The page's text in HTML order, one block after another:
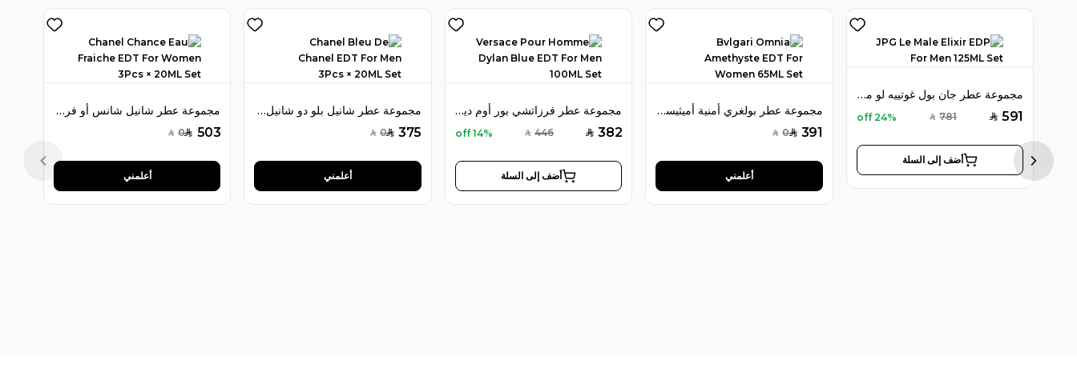
مجموعة عطر شانيل شانس أو فريش أو دو تواليت 3 قطع × 20 مل للنساء
SAR 503
SAR 0
أعلمني
مجموعة عطر شانيل بلو دو شانيل أو دو تواليت 3 قطع × 20 مل للرجال
SAR 375
SAR 0
أعلمني
مجموعة عطر فرزاتشي بور أوم ديلان بلو أو دو تواليت 100 مل للرجال
SAR 382
SAR 446
14% off
أضف إلى السلة
مجموعة عطر بولغري أمنية أميثيست أو دو تواليت 65 مل للنساء
SAR 391
SAR 0
أعلمني
مجموعة عطر جان بول غوتييه لو ميل إكسير أو دو بارفان 125 مل للرجال
SAR 591
SAR 781
24% off
أضف إلى السلة
Previous slide Next